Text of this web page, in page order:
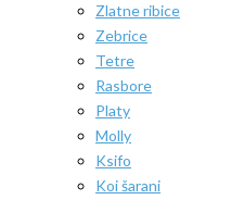
Zlatne ribice
Zebrice
Tetre
Rasbore
Platy
Molly
Ksifo
Koi šarani